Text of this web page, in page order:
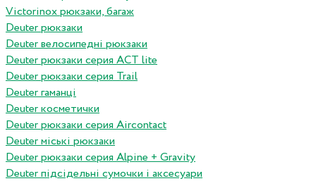
Victorinox рюкзаки, багаж
Deuter рюкзаки
Deuter велосипедні рюкзаки
Deuter рюкзаки серия ACT lite
Deuter рюкзаки серия Trail
Deuter гаманці
Deuter косметички
Deuter рюкзаки серия Aircontact
Deuter міські рюкзаки
Deuter рюкзаки серия Alpine + Gravity
Deuter підсідельні сумочки і аксесуари